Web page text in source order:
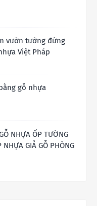
vườn tường đứng
Việt Pháp
gỗ nhựa
NHỰA ỐP TƯỜNG
NHỰA GIẢ GỖ PHÒNG